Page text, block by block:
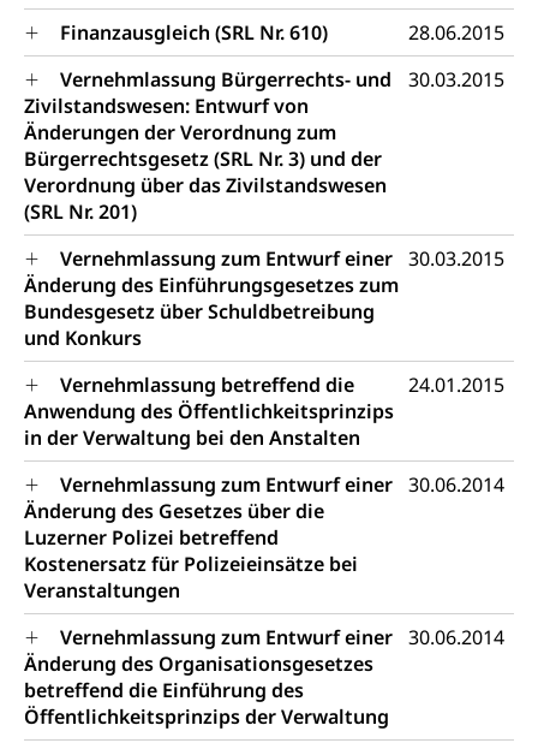
Finanzausgleich (SRL Nr. 610)
28.06.2015
Vernehmlassung Bürgerrechts- und
Zivilstandswesen: Entwurf von
Änderungen der Verordnung zum
Bürgerrechtsgesetz (SRL Nr. 3) und der
Verordnung über das Zivilstandswesen
(SRL Nr. 201)
30.03.2015
Vernehmlassung zum Entwurf einer
Änderung des Einführungsgesetzes zum
Bundesgesetz über Schuldbetreibung
und Konkurs
30.03.2015
Vernehmlassung betreffend die
Anwendung des Öffentlichkeitsprinzips
in der Verwaltung bei den Anstalten
24.01.2015
Vernehmlassung zum Entwurf einer
Änderung des Gesetzes über die
Luzerner Polizei betreffend
Kostenersatz für Polizeieinsätze bei
Veranstaltungen
30.06.2014
Vernehmlassung zum Entwurf einer
Änderung des Organisationsgesetzes
betreffend die Einführung des
Öffentlichkeitsprinzips der Verwaltung
30.06.2014